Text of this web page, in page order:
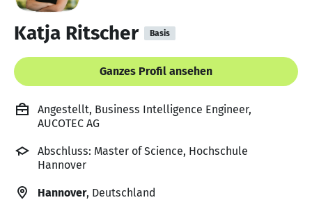
Katja Ritscher Basis
Ganzes Profil ansehen
Angestellt, Business Intelligence Engineer,
AUCOTEC AG
Abschluss: Master of Science, Hochschule
Hannover
Hannover, Deutschland